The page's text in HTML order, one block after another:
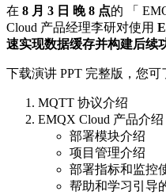
在 8 月 3 日 晚 8 点的 「
Cloud 产品经理李研对使用
速实现数据缓存并构建后续
下载演讲 PPT 完整版，您可
MQTT 协议介绍
EMQX Cloud 产品介绍
部署模块介绍
项目管理介绍
部署指标和监控
帮助和学习引导